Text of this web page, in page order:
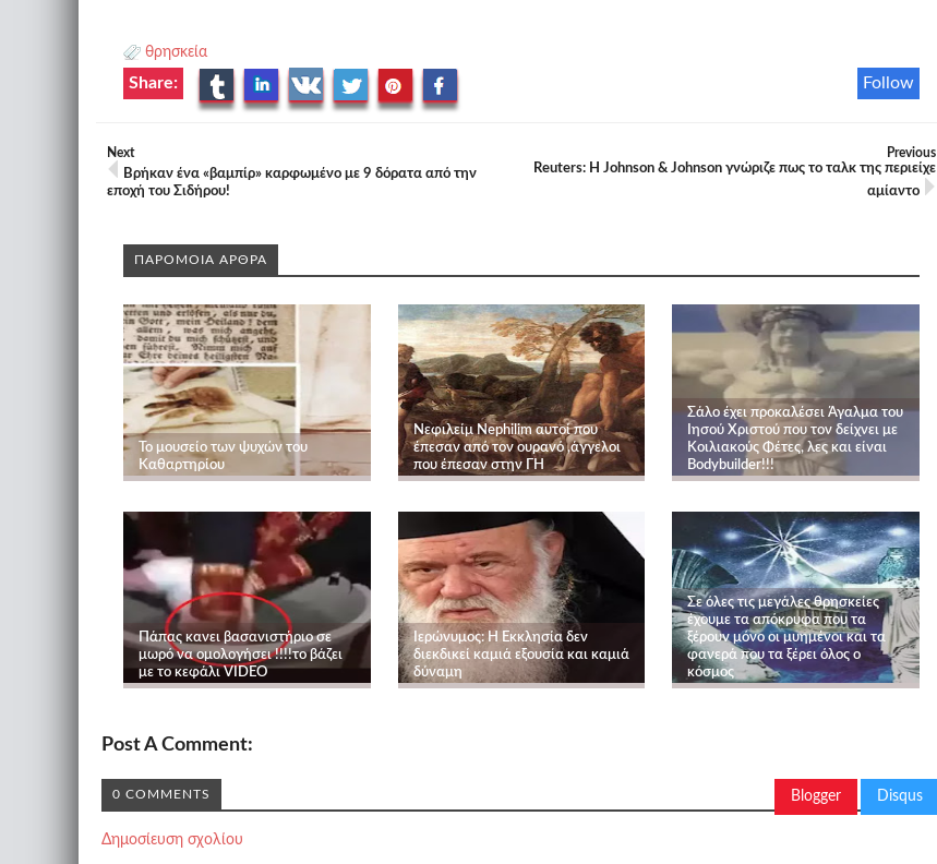
θρησκεία
Follow
Share:
Next
Βρήκαν ένα «βαμπίρ» καρφωμένο με 9 δόρατα από την
εποχή του Σιδήρου!
Previous
Reuters: Η Johnson & Johnson γνώριζε πως το ταλκ της περιείχε
αμίαντο
ΠΑΡΟΜΟΙΑ ΑΡΘΡΑ
Το μουσείο των ψυχών του
Καθαρτηρίου
Νεφιλείμ Nephilim αυτοί που
έπεσαν από τον ουρανό ,άγγελοι
που έπεσαν στην ΓΗ
Σάλο έχει προκαλέσει Άγαλμα του
Ιησού Χριστού που τον δείχνει με
Κοιλιακούς Φέτες, λες και είναι
Bodybuilder!!!
Πάπας κανει βασανιστήριο σε
μωρό να ομολογήσει !!!!το βάζει
με το κεφάλι VIDEO
Ιερώνυμος: Η Εκκλησία δεν
διεκδικεί καμιά εξουσία και καμιά
δύναμη
Σε όλες τις μεγάλες θρησκείες
έχουμε τα απόκρυφα που τα
ξέρουν μόνο οι μυημένοι και τα
φανερά που τα ξέρει όλος ο
κόσμος
Post A Comment:
Blogger Disqus
0 COMMENTS
Δημοσίευση σχολίου